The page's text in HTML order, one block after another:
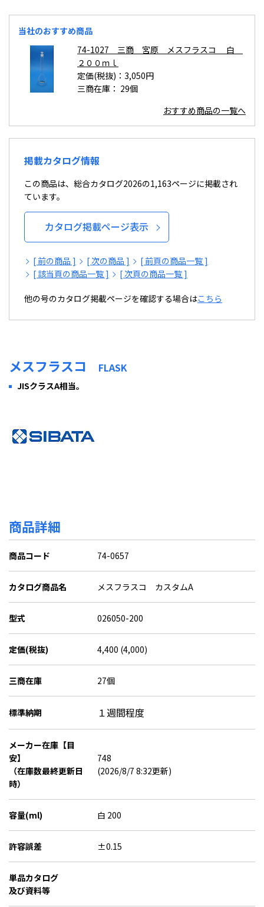
当社のおすすめ商品
74-1027 三商 宮原 メスフラスコ 白
２００ｍｌ
定価(税抜)：3,050円
三商在庫： 29個
おすすめ商品の一覧へ
掲載カタログ情報
この商品は、総合カタログ2026の1,163ページに掲載され
ています。
カタログ掲載ページ表示
[ 前の商品 ] [ 次の商品 ]
[ 前頁の商品一覧 ]
[ 該当頁の商品一覧 ]
[ 次頁の商品一覧 ]
他の号のカタログ掲載ページを確認する場合はこちら
メスフラスコ FLASK
JISクラスA相当。
商品詳細
商品コード 74-0657
カタログ商品名 メスフラスコ カスタムA
型式 026050-200
定価(税抜) 4,400 (4,000)
三商在庫 27個
標準納期 １週間程度
メーカー在庫【目
安】
（在庫数最終更新日
時）
748
(2026/8/7 8:32更新)
容量(ml) 白 200
許容誤差 ±0.15
単品カタログ
及び資料等